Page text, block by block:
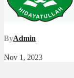
ByAdmin
Nov 1, 2023